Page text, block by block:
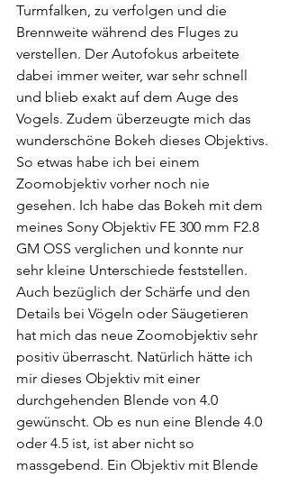
Turmfalken, zu verfolgen und die
Brennweite während des Fluges zu
verstellen. Der Autofokus arbeitete
dabei immer weiter, war sehr schnell
und blieb exakt auf dem Auge des
Vogels. Zudem überzeugte mich das
wunderschöne Bokeh dieses Objektivs.
So etwas habe ich bei einem
Zoomobjektiv vorher noch nie
gesehen. Ich habe das Bokeh mit dem
meines Sony Objektiv FE 300 mm F2.8
GM OSS verglichen und konnte nur
sehr kleine Unterschiede feststellen.
Auch bezüglich der Schärfe und den
Details bei Vögeln oder Säugetieren
hat mich das neue Zoomobjektiv sehr
positiv überrascht. Natürlich hätte ich
mir dieses Objektiv mit einer
durchgehenden Blende von 4.0
gewünscht. Ob es nun eine Blende 4.0
oder 4.5 ist, ist aber nicht so
massgebend. Ein Objektiv mit Blende